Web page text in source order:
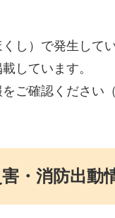
し）で発生して
しています。
ご確認ください
・消防出動